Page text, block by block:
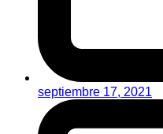
septiembre 17, 2021